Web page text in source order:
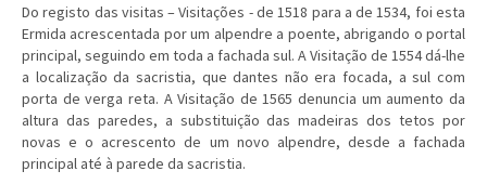
Do registo das visitas – Visitações - de 1518 para a de 1534, foi esta
Ermida acrescentada por um alpendre a poente, abrigando o portal
principal, seguindo em toda a fachada sul. A Visitação de 1554 dá-lhe
a localização da sacristia, que dantes não era focada, a sul com
porta de verga reta. A Visitação de 1565 denuncia um aumento da
altura das paredes, a substituição das madeiras dos tetos por
novas e o acrescento de um novo alpendre, desde a fachada
principal até à parede da sacristia.